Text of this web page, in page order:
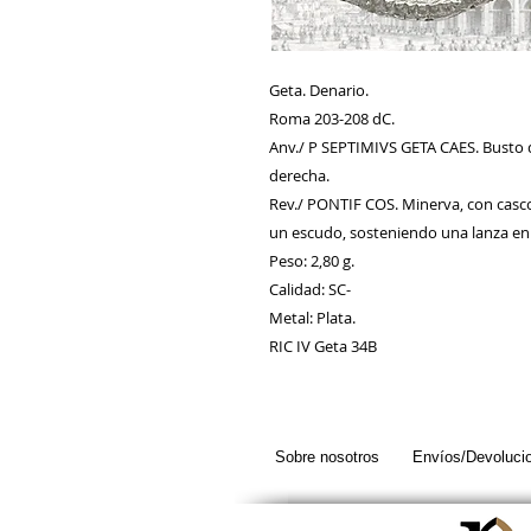
Geta. Denario.
Roma 203-208 dC.
Anv./ P SEPTIMIVS GETA CAES.
derecha.
Rev./ PONTIF COS. Minerva, con
un escudo, sosteniendo una lanza
Peso: 2,80 g.
Calidad: SC-
Metal: Plata.
RIC IV Geta 34B
Sobre nosotros Envíos/